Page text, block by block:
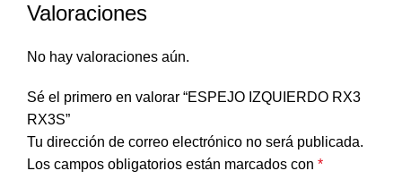
Valoraciones
No hay valoraciones aún.
Sé el primero en valorar “ESPEJO IZQUIERDO RX3
RX3S”
Tu dirección de correo electrónico no será publicada.
Los campos obligatorios están marcados con *